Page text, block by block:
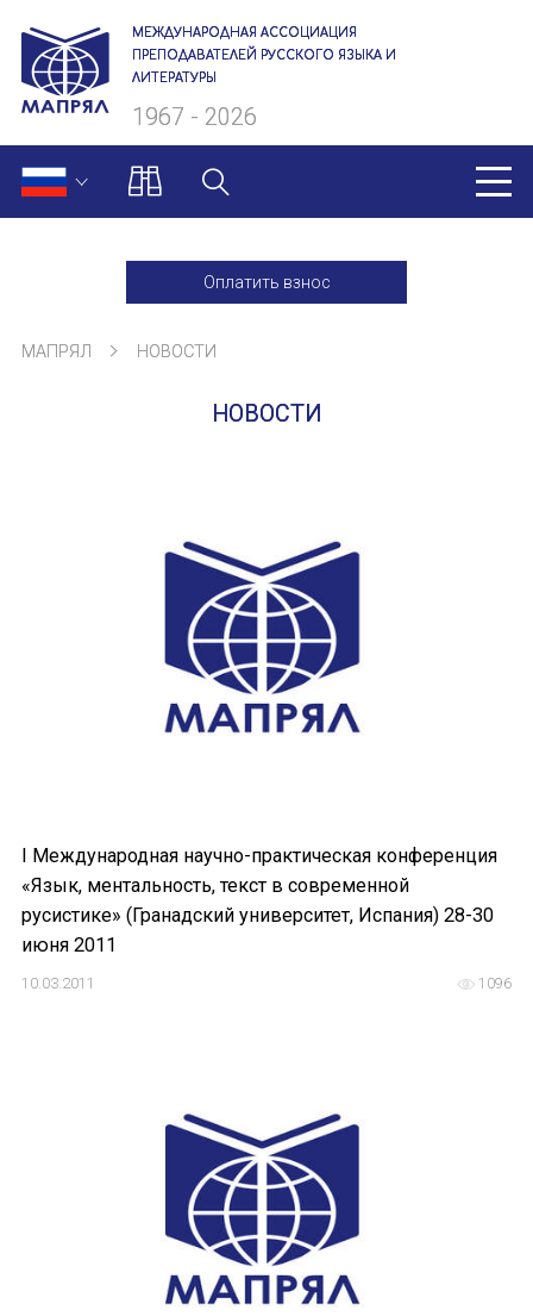
МЕЖДУНАРОДНАЯ АССОЦИАЦИЯ
ПРЕПОДАВАТЕЛЕЙ РУССКОГО ЯЗЫКА И
ЛИТЕРАТУРЫ
1967 - 2026
Оплатить взнос
О нас
Президиум
Ревизионная комиссия
Устав МАПРЯЛ
Вступить в МАПРЯЛ
История МАПРЯЛ
МЕРОПРИЯТИЯ
Мероприятия МАПРЯЛ на 2026 год
КОНГРЕССЫ
XIII КОНГРЕСС МАПРЯЛ
XIV КОНГРЕСС МАПРЯЛ
XV КОНГРЕСС МАПРЯЛ
МАПРЯЛ НОВОСТИ
НОВОСТИ
I Международная научно-практическая конференция
«Язык, ментальность, текст в современной
русистике» (Гранадский университет, Испания) 28-30
июня 2011
1096
10.03.2011